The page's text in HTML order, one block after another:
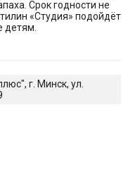
Срок годности не
«Студия» подойдёт
г. Минск, ул.